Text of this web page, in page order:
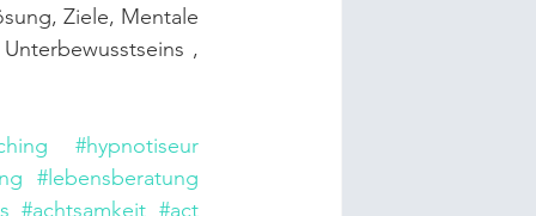
Ziele, Mentale
,
#hypnotiseur
#lebensberatung
#achtsamkeit #act